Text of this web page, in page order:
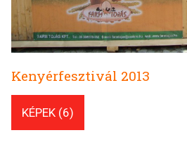
Kenyérfesztivál 2013
KÉPEK (6)